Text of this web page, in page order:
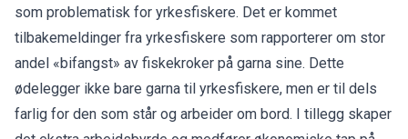
som problematisk for yrkesfiskere. Det er kommet
tilbakemeldinger fra yrkesfiskere som rapporterer om stor
andel «bifangst» av fiskekroker på garna sine. Dette
ødelegger ikke bare garna til yrkesfiskere, men er til dels
farlig for den som står og arbeider om bord. I tillegg skaper